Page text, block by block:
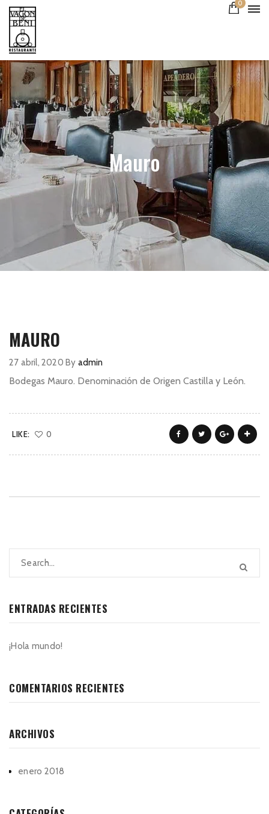
0
Mauro
MAURO
27 abril, 2020 By admin
Bodegas Mauro. Denominación de Origen Castilla y León.
LIKE: 0
ENTRADAS RECIENTES
¡Hola mundo!
COMENTARIOS RECIENTES
ARCHIVOS
enero 2018